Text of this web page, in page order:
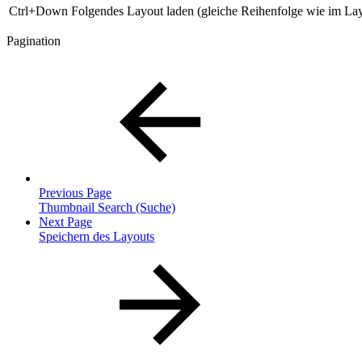
Ctrl+Down Folgendes Layout laden (gleiche Reihenfolge wie im
Pagination
Previous Page
Thumbnail Search (Suche)
Next Page
Speichern des Layouts